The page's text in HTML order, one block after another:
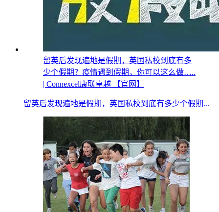
留英后发现遍地是假期，英国私校到底有多
少个假期？疫情遇到假期，你可以这么做…..
| Connexcel康联卓越 【官网】
留英后发现遍地是假期，英国私校到底有多少个假期...